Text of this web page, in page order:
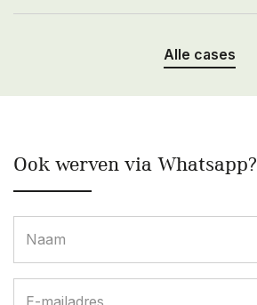
Alle cases
Ook werven via Whatsapp?